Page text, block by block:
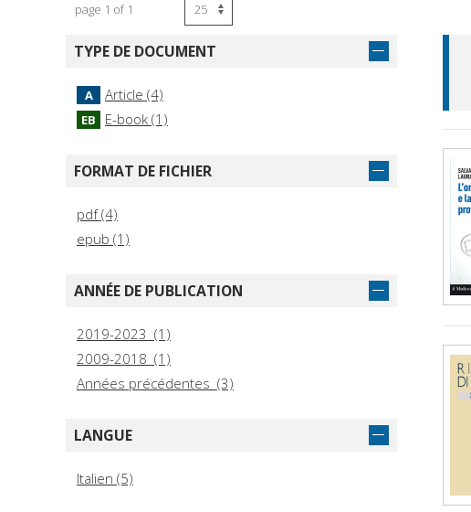
page 1 of 1
TYPE DE DOCUMENT
A Article (4)
EB E-book (1)
FORMAT DE FICHIER
pdf (4)
epub (1)
ANNÉE DE PUBLICATION
2019-2023 (1)
2009-2018 (1)
Années précédentes (3)
LANGUE
Italien (5)